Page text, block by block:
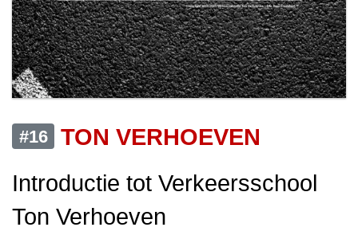
#16
TON VERHOEVEN
Introductie tot Verkeersschool
Ton Verhoeven